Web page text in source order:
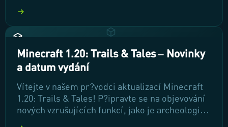
zkumu a lootování. P?ipravte se na
dobrodružství, které vás zavede do hlubin
historie vašeho oblíbeného sv?ta!
Minecraft 1.20: Trails & Tales – Novinky
a datum vydání
Vítejte v našem pr?vodci aktualizací Minecraft
1.20: Trails & Tales! P?ipravte se na objevování
nových vzrušujících funkcí, jako je archeologie,